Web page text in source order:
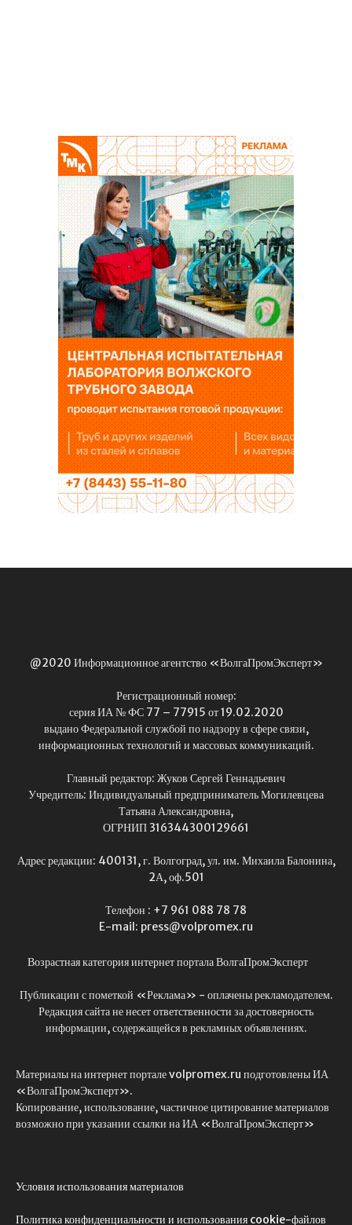
@2020 Информационное агентство «ВолгаПромЭксперт»
Регистрационный номер:
серия ИА № ФС 77 – 77915 от 19.02.2020
выдано Федеральной службой по надзору в сфере связи,
информационных технологий и массовых коммуникаций.
Главный редактор: Жуков Сергей Геннадьевич
Учредитель: Индивидуальный предприниматель Могилевцева
Татьяна Александровна,
ОГРНИП 316344300129661
Адрес редакции: 400131, г. Волгоград, ул. им. Михаила Балонина,
2А, оф.501
Телефон : +7 961 088 78 78
E-mail: press@volpromex.ru
Возрастная категория интернет портала ВолгаПромЭксперт
Публикации с пометкой «Реклама» - оплачены рекламодателем.
Редакция сайта не несет ответственности за достоверность
информации, содержащейся в рекламных объявлениях.
Материалы на интернет портале volpromex.ru подготовлены ИА
«ВолгаПромЭксперт».
Копирование, использование, частичное цитирование материалов
возможно при указании ссылки на ИА «ВолгаПромЭксперт»
Условия использования материалов
Политика конфиденциальности и использования cookie-файлов